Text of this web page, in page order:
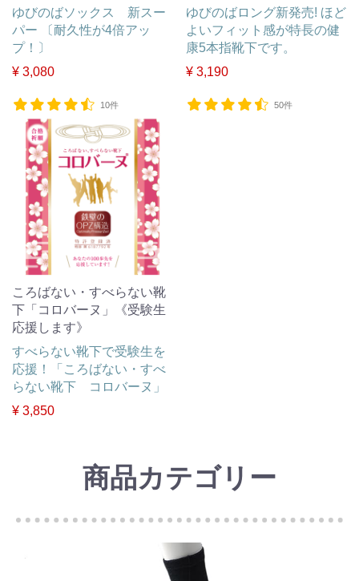
ゆびのばソックス 新スー
パー 〔耐久性が4倍アッ
プ！〕
¥ 3,080
10件
ゆびのばロング新発売! ほど
よいフィット感が特長の健
康5本指靴下です。
¥ 3,190
50件
ころばない・すべらない靴
下「コロバーヌ」《受験生
応援します》
すべらない靴下で受験生を
応援！「ころばない・すべ
らない靴下 コロバーヌ」
¥ 3,850
商品カテゴリー